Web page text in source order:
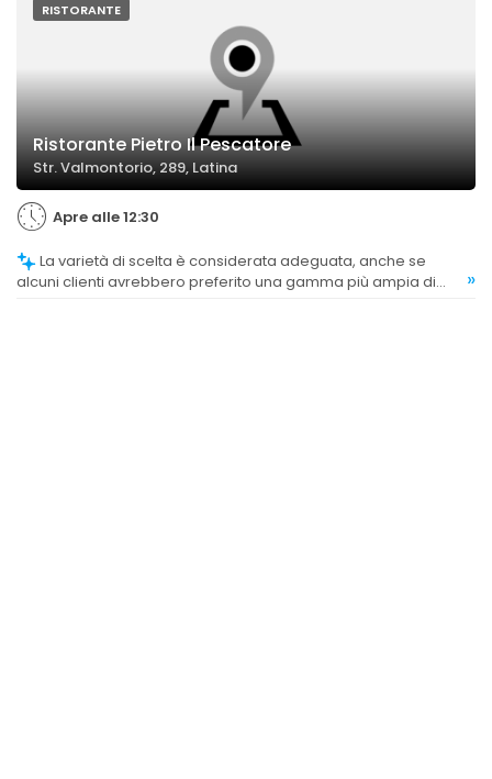
RISTORANTE
Ristorante Pietro Il Pescatore
Str. Valmontorio, 289, Latina
Apre alle 12:30
alcuni clienti avrebbero preferito una gamma più ampia di
»